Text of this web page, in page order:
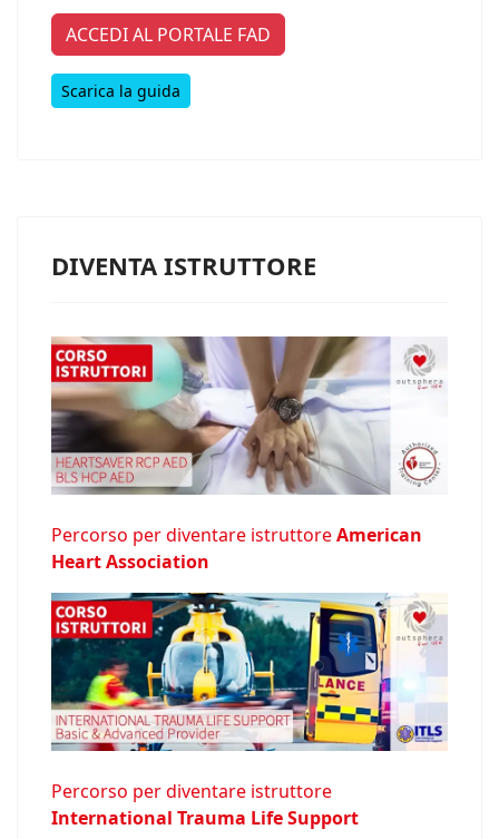
ACCEDI AL PORTALE FAD
Scarica la guida
DIVENTA ISTRUTTORE
Percorso per diventare istruttoreAmerican
Heart Association
Percorso per diventare istruttore
International Trauma Life Support